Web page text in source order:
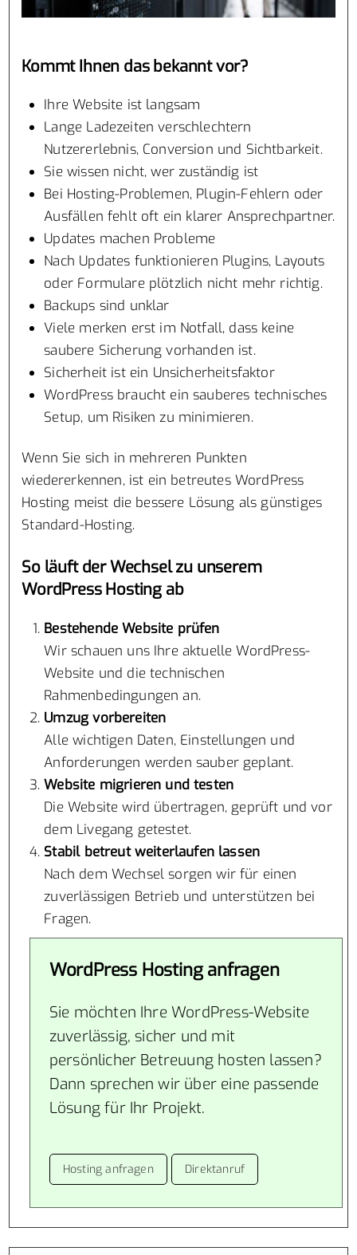
Kommt Ihnen das bekannt vor?
Ihre Website ist langsam
Lange Ladezeiten verschlechtern
Nutzererlebnis, Conversion und Sichtbarkeit.
Sie wissen nicht, wer zuständig ist
Bei Hosting-Problemen, Plugin-Fehlern oder
Ausfällen fehlt oft ein klarer Ansprechpartner.
Updates machen Probleme
Nach Updates funktionieren Plugins, Layouts
oder Formulare plötzlich nicht mehr richtig.
Backups sind unklar
Viele merken erst im Notfall, dass keine
saubere Sicherung vorhanden ist.
Sicherheit ist ein Unsicherheitsfaktor
WordPress braucht ein sauberes technisches
Setup, um Risiken zu minimieren.
Wenn Sie sich in mehreren Punkten
wiedererkennen, ist ein betreutes WordPress
Hosting meist die bessere Lösung als günstiges
Standard-Hosting.
So läuft der Wechsel zu unserem
WordPress Hosting ab
Bestehende Website prüfen
Wir schauen uns Ihre aktuelle WordPress-
Website und die technischen
Rahmenbedingungen an.
Umzug vorbereiten
Alle wichtigen Daten, Einstellungen und
Anforderungen werden sauber geplant.
Website migrieren und testen
Die Website wird übertragen, geprüft und vor
dem Livegang getestet.
Stabil betreut weiterlaufen lassen
Nach dem Wechsel sorgen wir für einen
zuverlässigen Betrieb und unterstützen bei
Fragen.
WordPress Hosting anfragen
Sie möchten Ihre WordPress-Website
zuverlässig, sicher und mit
persönlicher Betreuung hosten lassen?
Dann sprechen wir über eine passende
Lösung für Ihr Projekt.
Hosting anfragen Direktanruf